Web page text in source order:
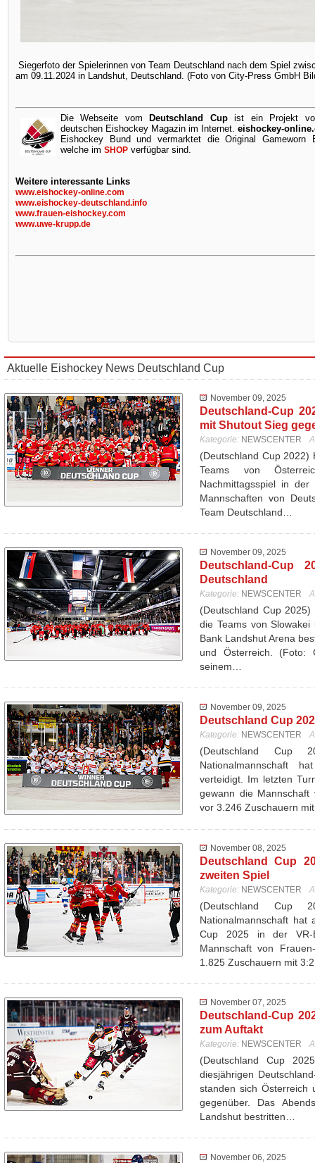
Siegerfoto der Spielerinnen von Team Deutschland nach dem Spiel
am 09.11.2024 in Landshut, Deutschland. (Foto von City-Press GmbH
Die Webseite vom Deutschland Cupist ein Projekt
deutschen Eishockey Magazin im Internet. eishockey-
Eishockey Bund und vermarktet die Original Gameworn
welche im SHOP verfügbar sind.
Weitere interessante Links
www.eishockey-online.com
www.eishockey-deutschland.info
www.frauen-eishockey.com
www.uwe-krupp.de
Aktuelle Eishockey News Deutschland Cup
November 09, 2025
Deutschland-Cup
mit Shutout Sieg
Kategorie: NEWSCENTER
(Deutschland Cup 2022)
Teams von
Nachmittagsspiel in
Mannschaften von
Team Deutschland…
November 09, 2025
Deutschland-Cup
Deutschland
Kategorie: NEWSCENTER
(Deutschland Cup
die Teams von
Bank Landshut Arena
und Österreich. (Foto:
seinem…
November 09, 2025
Deutschland Cup
Kategorie: NEWSCENTER
(Deutschland Cup
Nationalmannschaft
verteidigt. Im letzten
gewann die Mannschaft
vor 3.246 Zuschauern
November 08, 2025
Deutschland Cup
zweiten Spiel
Kategorie: NEWSCENTER
(Deutschland Cup
Nationalmannschaft hat
Cup 2025 in der VR-
Mannschaft von
1.825 Zuschauern mit
November 07, 2025
Deutschland-Cup
zum Auftakt
Kategorie: NEWSCENTER
(Deutschland Cup
diesjährigen
standen sich Österreich
gegenüber. Das
Landshut bestritten…
November 06, 2025